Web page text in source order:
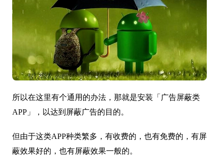
所以在这里有个通用的办法，那就是安装「广告屏蔽类
APP」，以达到屏蔽广告的目的。
但由于这类APP种类繁多，有收费的，也有免费的，有屏
蔽效果好的，也有屏蔽效果一般的。